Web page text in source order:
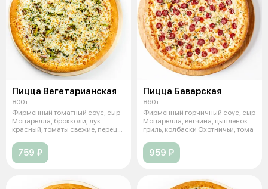
Пицца Вегетарианская
800 г
Фирменный томатный соус, сыр
Моцарелла, брокколи, лук
красный, томаты свежие, перец
759 ₽
Пицца Баварская
860 г
Фирменный горчичный соус, сыр
Моцарелла, ветчина, цыпленок
гриль, колбаски Охотничьи, тома
959 ₽